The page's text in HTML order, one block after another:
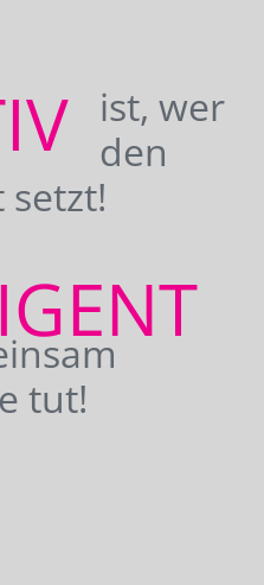
ist, wer
den
setzt!
tut!